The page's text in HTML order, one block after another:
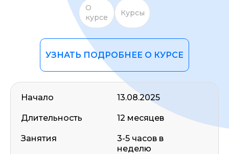
О
курсе
Курсы
УЗНАТЬ ПОДРОБНЕЕ О КУРСЕ
Начало
Длительность
Занятия
13.08.2025
12 месяцев
3-5 часов в
неделю